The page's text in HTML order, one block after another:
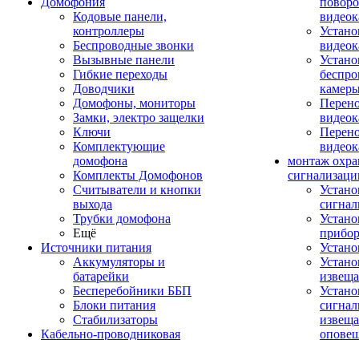
Кодовые панели,
контроллеры
Беспроводные звонки
Вызывные панели
Гибкие переходы
Доводчики
Домофоны, мониторы
Замки, электро защелки
Ключи
Комплектующие
домофона
Комплекты Домофонов
Считыватели и кнопки
выхода
Трубки домофона
Ещё
Источники питания
Аккумуляторы и
батарейки
Бесперебойники ББП
Блоки питания
Стабилизаторы
Кабельно-проводниковая
монтаж